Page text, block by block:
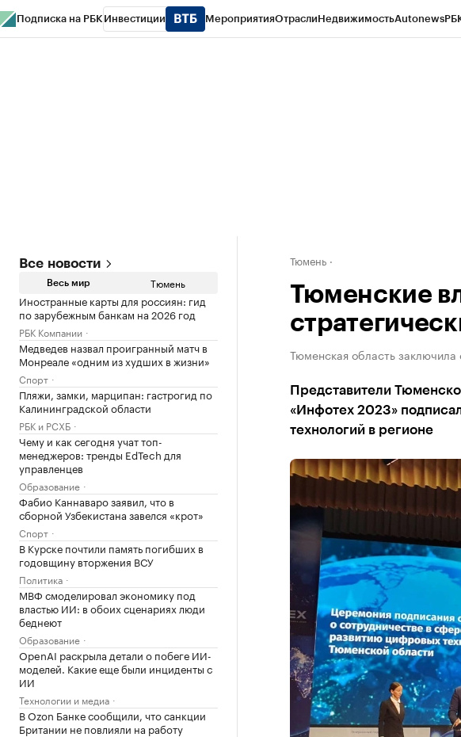
Подписка на РБК Инвестиции МероприятияОтраслиНедвижимостьAutonews
Все новости
Весь мир Тюмень
Иностранные карты для россиян: гид
по зарубежным банкам на 2026 год
РБК Компании
Медведев назвал проигранный матч в
Монреале «одним из худших в жизни»
Спорт
Пляжи, замки, марципан: гастрогид по
Калининградской области
РБК и РСХБ
Чему и как сегодня учат топ-
менеджеров: тренды EdTech для
управленцев
Образование
Фабио Каннаваро заявил, что в
сборной Узбекистана завелся «крот»
Спорт
В Курске почтили память погибших в
годовщину вторжения ВСУ
Политика
МВФ смоделировал экономику под
властью ИИ: в обоих сценариях люди
беднеют
Образование
OpenAI раскрыла детали о побеге ИИ-
моделей. Какие еще были инциденты с
ИИ
Технологии и медиа
В Ozon Банке сообщили, что санкции
Британии не повлияли на работу
Тюмень
Тюменские
Тюменская область
Представители
«Инфотех 2023»
технологий в регионе